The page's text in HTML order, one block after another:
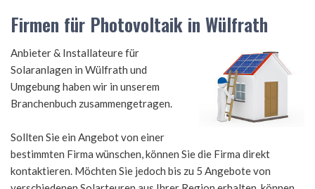
Firmen für Photovoltaik in Wülfrath
Anbieter & Installateure für
Solaranlagen in Wülfrath und
Umgebung haben wir in unserem
Branchenbuch zusammengetragen.
Sollten Sie ein Angebot von einer
bestimmten Firma wünschen, können Sie die Firma direkt
kontaktieren. Möchten Sie jedoch bis zu 5 Angebote von